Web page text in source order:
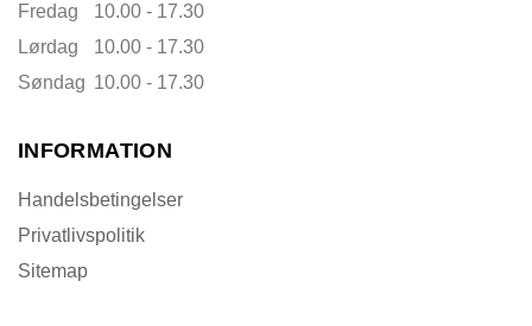
Fredag
10.00 - 17.30
Lørdag
10.00 - 17.30
Søndag 10.00 - 17.30
INFORMATION
Handelsbetingelser
Privatlivspolitik
Sitemap